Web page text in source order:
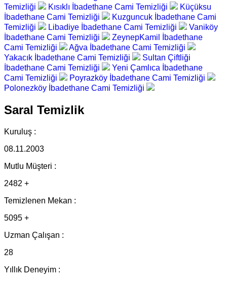
Temizliği
Kısıklı İbadethane Cami Temizliği
Küçüksu
İbadethane Cami Temizliği
Kuzguncuk İbadethane Cami
Temizliği
Libadiye İbadethane Cami Temizliği
Vaniköy
İbadethane Cami Temizliği
ZeynepKamil İbadethane
Cami Temizliği
Ağva İbadethane Cami Temizliği
Yakacık İbadethane Cami Temizliği
Sultan Çiftliği
İbadethane Cami Temizliği
Yeni Çamlıca İbadethane
Cami Temizliği
Poyrazköy İbadethane Cami Temizliği
Polonezköy İbadethane Cami Temizliği
Saral Temizlik
Kuruluş :
08.11.2003
Mutlu Müşteri :
2482 +
Temizlenen Mekan :
5095 +
Uzman Çalışan :
28
Yıllık Deneyim :